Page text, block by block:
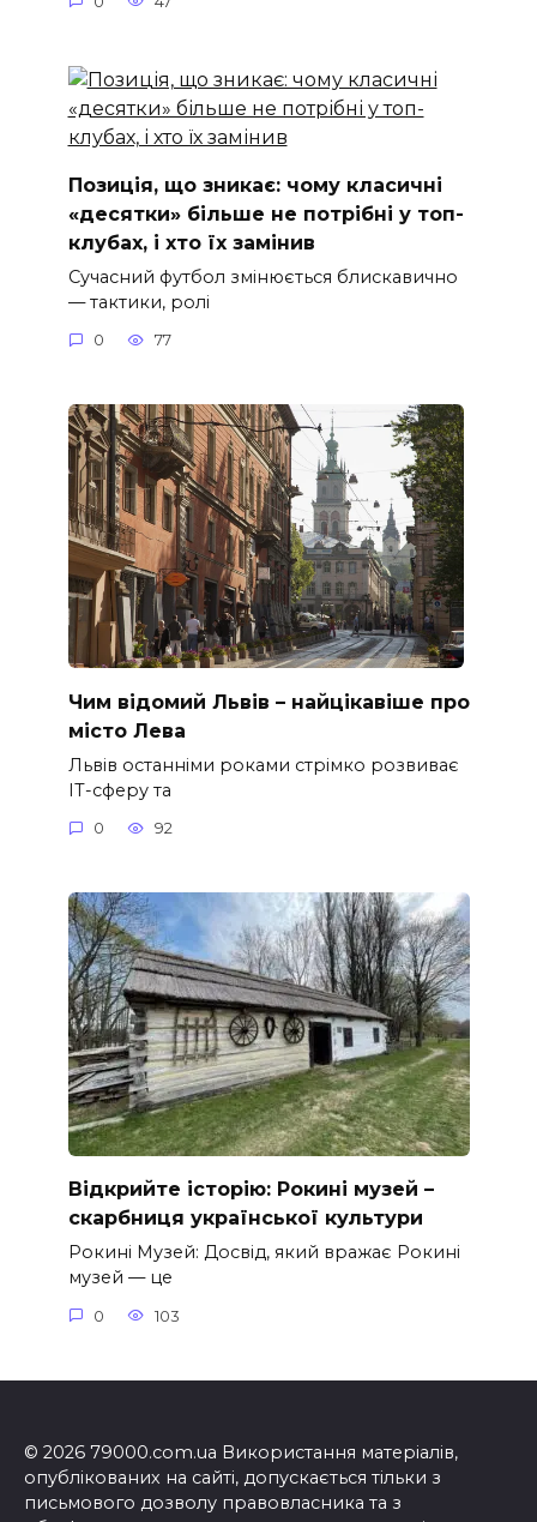
Позиція, що зникає: чому класичні
«десятки» більше не потрібні у топ-
клубах, і хто їх замінив
Сучасний футбол змінюється блискавично
— тактики, ролі
0 77
Чим відомий Львів – найцікавіше про
місто Лева
Львів останніми роками стрімко розвиває
ІТ-сферу та
0 92
Відкрийте історію: Рокині музей –
скарбниця української культури
Рокині Музей: Досвід, який вражає Рокині
музей — це
0 103
© 2026 79000.com.ua Використання матеріалів,
опублікованих на сайті, допускається тільки з
письмового дозволу правовласника та з